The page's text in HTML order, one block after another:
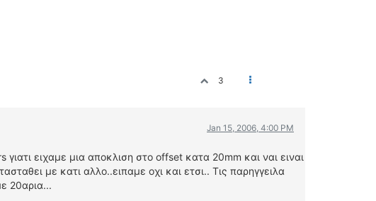
3
Jan 15, 2006, 4:00 PM
ειχαμε μια αποκλιση στο offset κατα 20mm και ναι ειναι
με κατι αλλο..ειπαμε οχι και ετσι.. Τις παρηγγειλα
20αρια...
ΕΛΛΗΝΙΚΟΙ ΑΓΩΝΕΣ
ΤΙΜΕΣ